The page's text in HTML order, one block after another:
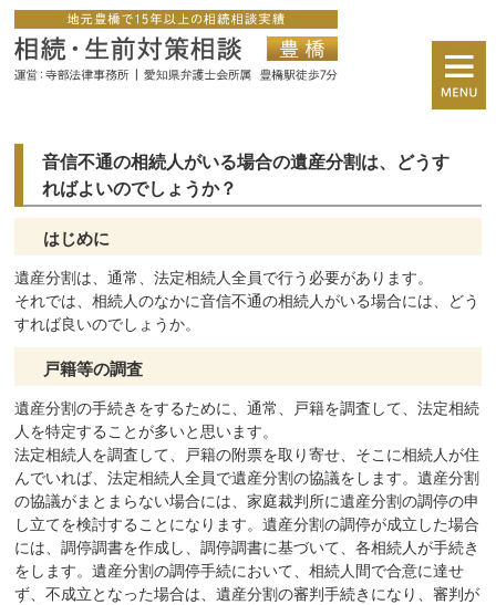
音信不通の相続人がいる場合の遺産分割は、どうす
ればよいのでしょうか？
はじめに
遺産分割は、通常、法定相続人全員で行う必要があります。
それでは、相続人のなかに音信不通の相続人がいる場合には、どう
すれば良いのでしょうか。
戸籍等の調査
遺産分割の手続きをするために、通常、戸籍を調査して、法定相続
人を特定することが多いと思います。
法定相続人を調査して、戸籍の附票を取り寄せ、そこに相続人が住
んでいれば、法定相続人全員で遺産分割の協議をします。遺産分割
の協議がまとまらない場合には、家庭裁判所に遺産分割の調停の申
し立てを検討することになります。遺産分割の調停が成立した場合
には、調停調書を作成し、調停調書に基づいて、各相続人が手続き
をします。遺産分割の調停手続において、相続人間で合意に達せ
ず、不成立となった場合は、遺産分割の審判手続きになり、審判が